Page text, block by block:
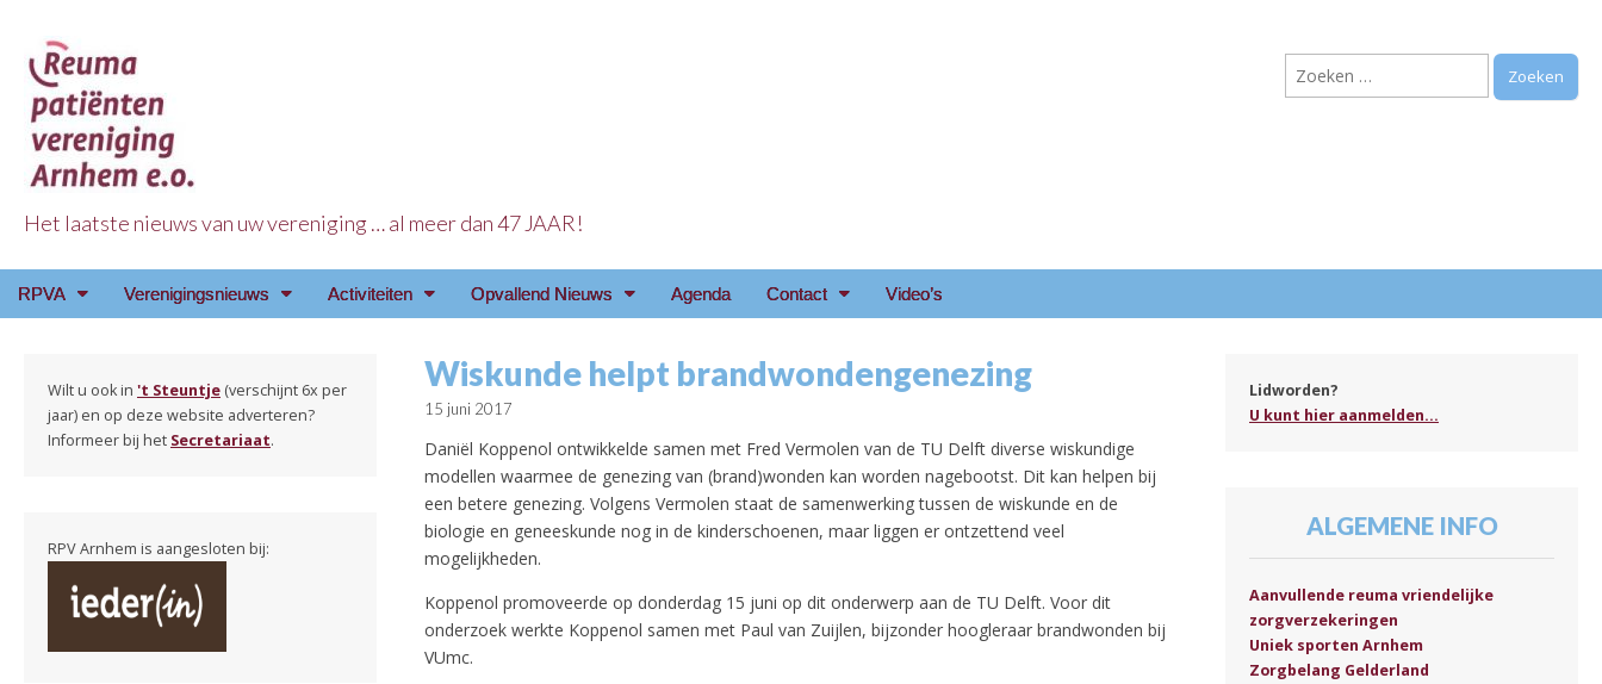
Reuma Patienten Vereniging Arnhem e.o.
Het laatste nieuws van uw vereniging … al meer dan 47 JAAR!
Zoeken
naar:
Main
Skip
RPVA Verenigingsnieuws Activiteiten Opvallend Nieuws Agenda Contact Video’s
Wiskunde helpt brandwondengenezing
15 juni 2017
Daniël Koppenol ontwikkelde samen met Fred Vermolen van de TU Delft diverse wiskundige
modellen waarmee de genezing van (brand)wonden kan worden nagebootst. Dit kan helpen bij
een betere genezing. Volgens Vermolen staat de samenwerking tussen de wiskunde en de
biologie en geneeskunde nog in de kinderschoenen, maar liggen er ontzettend veel
mogelijkheden.
Koppenol promoveerde op donderdag 15 juni op dit onderwerp aan de TU Delft. Voor dit
onderzoek werkte Koppenol samen met Paul van Zuijlen, bijzonder hoogleraar brandwonden bij
VUmc.
Wilt u ook in 't Steuntje (verschijnt 6x per
jaar) en op deze website adverteren?
Informeer bij het Secretariaat.
RPV Arnhem is aangesloten bij:
Lidworden?
U kunt hier aanmelden...
ALGEMENE INFO
Aanvullende reuma vriendelijke
zorgverzekeringen
Uniek sporten Arnhem
Zorgbelang Gelderland